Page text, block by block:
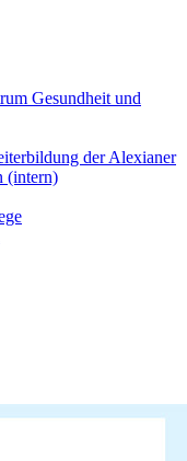
Gesundheit und
der Alexianer
(intern)